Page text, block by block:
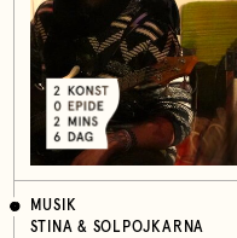
MUSIK
STINA & SOLPOJKARNA